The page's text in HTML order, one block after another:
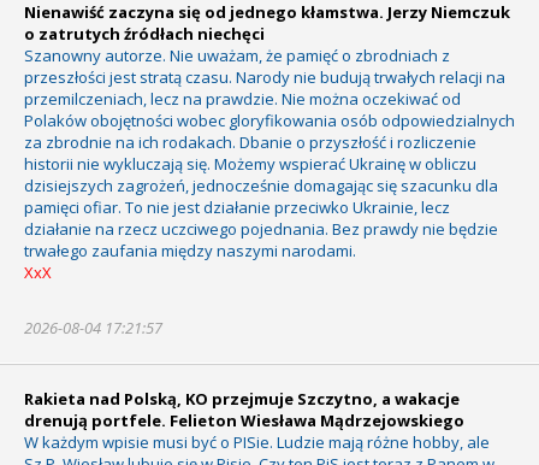
Nienawiść zaczyna się od jednego kłamstwa. Jerzy Niemczuk
o zatrutych źródłach niechęci
Szanowny autorze. Nie uważam, że pamięć o zbrodniach z
przeszłości jest stratą czasu. Narody nie budują trwałych relacji na
przemilczeniach, lecz na prawdzie. Nie można oczekiwać od
Polaków obojętności wobec gloryfikowania osób odpowiedzialnych
za zbrodnie na ich rodakach. Dbanie o przyszłość i rozliczenie
historii nie wykluczają się. Możemy wspierać Ukrainę w obliczu
dzisiejszych zagrożeń, jednocześnie domagając się szacunku dla
pamięci ofiar. To nie jest działanie przeciwko Ukrainie, lecz
działanie na rzecz uczciwego pojednania. Bez prawdy nie będzie
trwałego zaufania między naszymi narodami.
XxX
2026-08-04 17:21:57
Rakieta nad Polską, KO przejmuje Szczytno, a wakacje
drenują portfele. Felieton Wiesława Mądrzejowskiego
W każdym wpisie musi być o PISie. Ludzie mają różne hobby, ale